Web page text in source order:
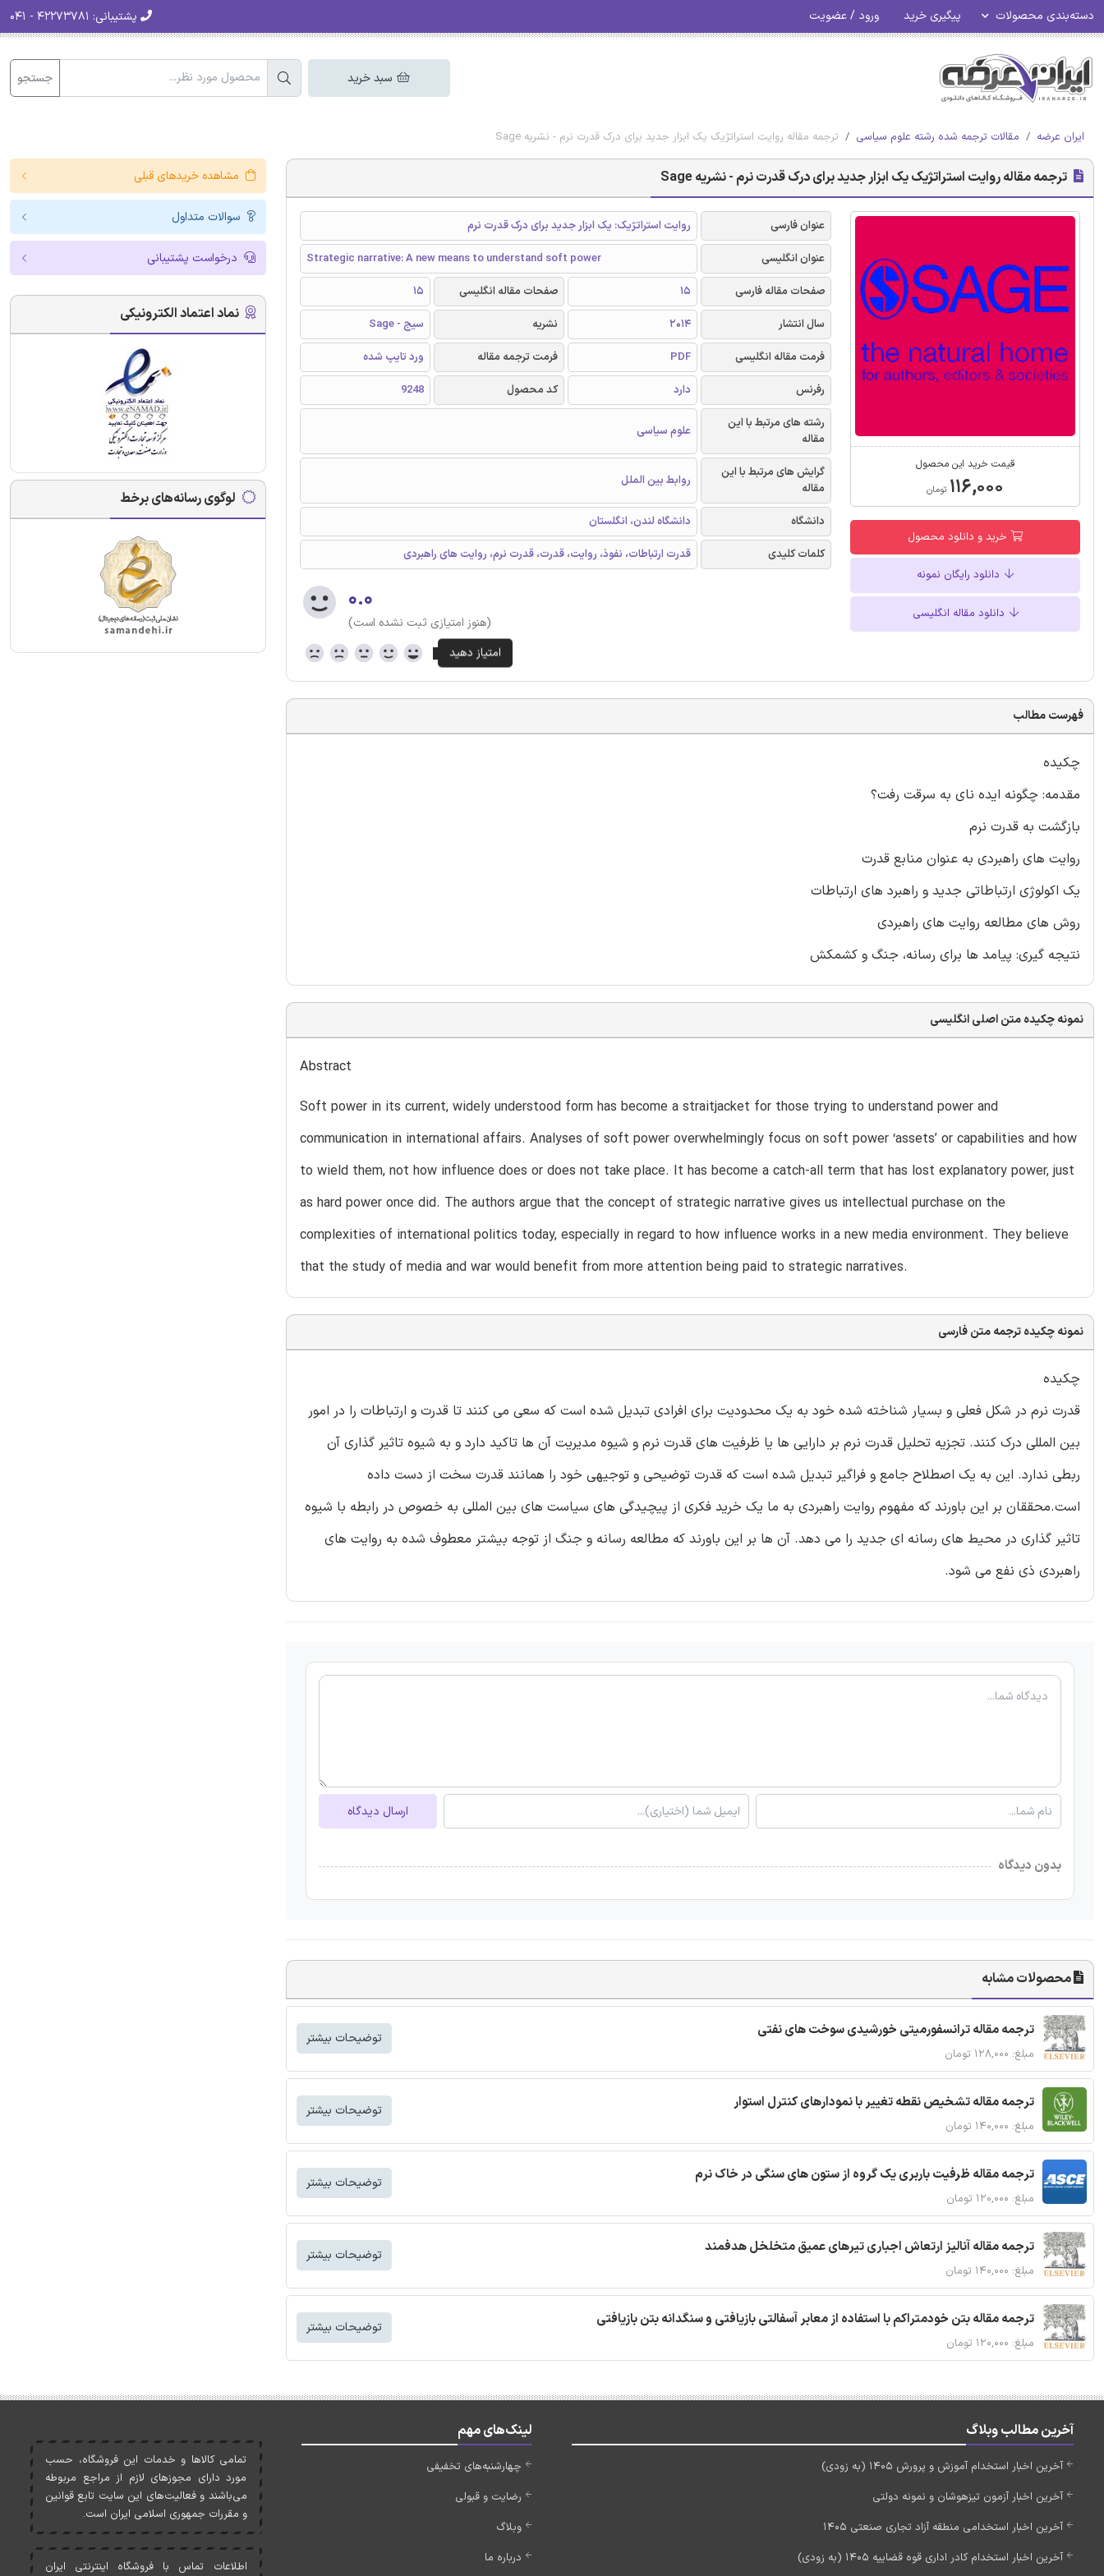
دسته‌بندی محصولات پیگیری خرید ورود / عضویت پشتیبانی:
سبد خرید جستجو
ایران عرضه مقالات ترجمه شده رشته علوم سیاسی ترجمه مقاله روایت استراتژیک یک ابزار جدید برای درک قدرت نرم - نشریه Sage
ترجمه مقاله روایت استراتژیک یک ابزار جدید برای درک قدرت نرم - نشریه Sage
قیمت خرید این محصول
۱۱۶,۰۰۰ تومان
خرید و دانلود محصول
دانلود رایگان نمونه
دانلود مقاله انگلیسی
عنوان فارسی
روایت استراتژیک: یک ابزار جدید برای درک قدرت نرم
عنوان انگلیسی
Strategic narrative: A new means to understand soft power
صفحات مقاله فارسی
15 صفحات مقاله انگلیسی
15
سال انتشار
2014 نشریه
سیج - Sage
فرمت مقاله انگلیسی
PDF فرمت ترجمه مقاله
ورد تایپ شده
رفرنس
دارد کد محصول
9248
رشته های مرتبط با این
مقاله
علوم سیاسی
گرایش های مرتبط با این
مقاله
روابط بین الملل
دانشگاه
دانشگاه لندن، انگلستان
کلمات کلیدی
قدرت ارتباطات، نفوذ، روایت، قدرت، قدرت نرم، روایت های راهبردی
۰.۰
(هنوز امتیازی ثبت نشده است)
فهرست مطالب
چکیده
مقدمه: چگونه ایده نای به سرقت رفت؟
بازگشت به قدرت نرم
روایت های راهبردی به عنوان منابع قدرت
یک اکولوژی ارتباطاتی جدید و راهبرد های ارتباطات
روش های مطالعه روایت های راهبردی
نتیجه گیری: پیامد ها برای رسانه، جنگ و کشمکش
نمونه چکیده متن اصلی انگلیسی
Abstract
Soft power in its current, widely understood form has become a straitjacket for those trying to understand power and
communication in international affairs. Analyses of soft power overwhelmingly focus on soft power ‘assets’ or capabilities and how
to wield them, not how influence does or does not take place. It has become a catch-all term that has lost explanatory power, just
as hard power once did. The authors argue that the concept of strategic narrative gives us intellectual purchase on the
complexities of international politics today, especially in regard to how influence works in a new media environment. They believe
that the study of media and war would benefit from more attention being paid to strategic narratives.
نمونه چکیده ترجمه متن فارسی
چکیده
قدرت نرم در شکل فعلی و بسیار شناخته شده خود به یک محدودیت برای افرادی تبدیل شده است که سعی می کنند تا قدرت و ارتباطات را در امور
بین المللی درک کنند. تجزیه تحلیل قدرت نرم بر دارایی ها یا ظرفیت های قدرت نرم و شیوه مدیریت آن ها تاکید دارد و به شیوه تاثیر گذاری آن
ربطی ندارد. این به یک اصطلاح جامع و فراگیر تبدیل شده است که قدرت توضیحی و توجیهی خود را همانند قدرت سخت از دست داده
است.محققان بر این باورند که مفهوم روایت راهبردی به ما یک خرید فکری از پیچیدگی های سیاست های بین المللی به خصوص در رابطه با شیوه
تاثیر گذاری در محیط های رسانه ای جدید را می دهد. آن ها بر این باورند که مطالعه رسانه و جنگ از توجه بیشتر معطوف شده به روایت های
راهبردی ذی نفع می شود.
ارسال دیدگاه
بدون دیدگاه
محصولات مشابه
ترجمه مقاله ترانسفورمیتی خورشیدی سوخت های نفتی
مبلغ: ۱۲۸,۰۰۰ تومان
توضیحات بیشتر
ترجمه مقاله تشخیص نقطه تغییر با نمودارهای کنترل استوار
مبلغ: ۱۴۰,۰۰۰ تومان
توضیحات بیشتر
ترجمه مقاله ظرفیت باربری یک گروه از ستون های سنگی در خاک نرم
مبلغ: ۱۲۰,۰۰۰ تومان
توضیحات بیشتر
ترجمه مقاله آنالیز ارتعاش اجباری تیرهای عمیق متخلخل هدفمند
مبلغ: ۱۴۰,۰۰۰ تومان
توضیحات بیشتر
ترجمه مقاله بتن خودمتراکم با استفاده از معابر آسفالتی بازیافتی و سنگدانه بتن بازیافتی
مبلغ: ۱۲۰,۰۰۰ تومان
توضیحات بیشتر
مشاهده خریدهای قبلی
سوالات متداول
درخواست پشتیبانی
نماد اعتماد الکترونیکی
لوگوی رسانه‌های برخط
آخرین مطالب وبلاگ
آخرین اخبار استخدام آموزش و پرورش 1405 (به زودی)
آخرین اخبار آزمون تیزهوشان و نمونه دولتی
آخرین اخبار استخدامی منطقه آزاد تجاری صنعتی 1405
آخرین اخبار استخدام کادر اداری قوه قضاییه 1405 (به زودی)
لینک‌های مهم
چهارشنبه‌های تخفیفی
رضایت و قبولی
وبلاگ
درباره ما
تمامی کالاها و خدمات اين فروشگاه، حسب
مورد دارای مجوزهای لازم از مراجع مربوطه
می‌باشند و فعاليت‌های اين سايت تابع قوانين
و مقررات جمهوری اسلامی ايران است.
اطلاعات تماس با فروشگاه اینترنتی ایران